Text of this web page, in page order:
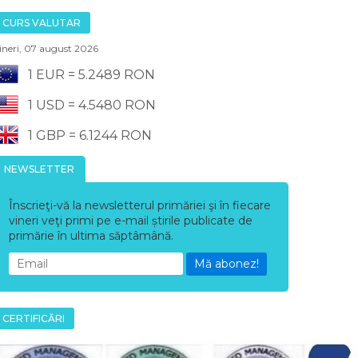
CURS VALUTAR
07 august 2026
1 EUR = 5.2489 RON
1 USD = 4.5480 RON
1 GBP = 6.1244 RON
NEWSLETTER
Înscrieţi-vă la newsletterul primăriei şi în fiecare
vineri veţi primi pe e-mail știrile publicate de
primărie în ultima săptâmână.
Mă abonez!
CERTIFICĂRI